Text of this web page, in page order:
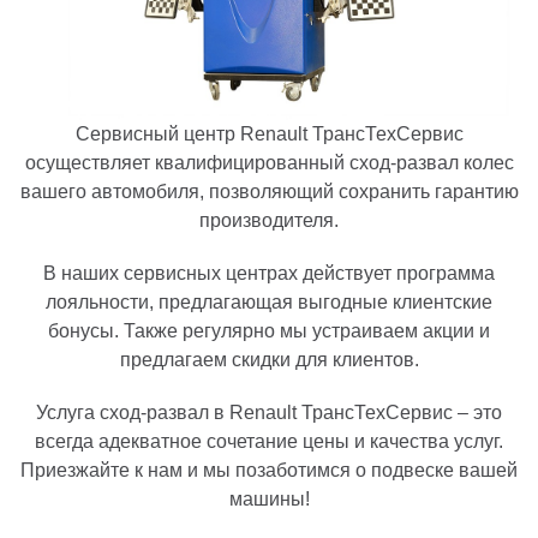
Сервисный центр Renault ТрансТехСервис
осуществляет квалифицированный сход-развал колес
вашего автомобиля, позволяющий сохранить гарантию
производителя.
В наших сервисных центрах действует программа
лояльности, предлагающая выгодные клиентские
бонусы. Также регулярно мы устраиваем акции и
предлагаем скидки для клиентов.
Услуга сход-развал в Renault ТрансТехСервис – это
всегда адекватное сочетание цены и качества услуг.
Приезжайте к нам и мы позаботимся о подвеске вашей
машины!